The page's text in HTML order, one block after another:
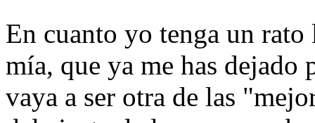
En cuanto yo tenga un
mía, que ya me has dejado
vaya a ser otra de las